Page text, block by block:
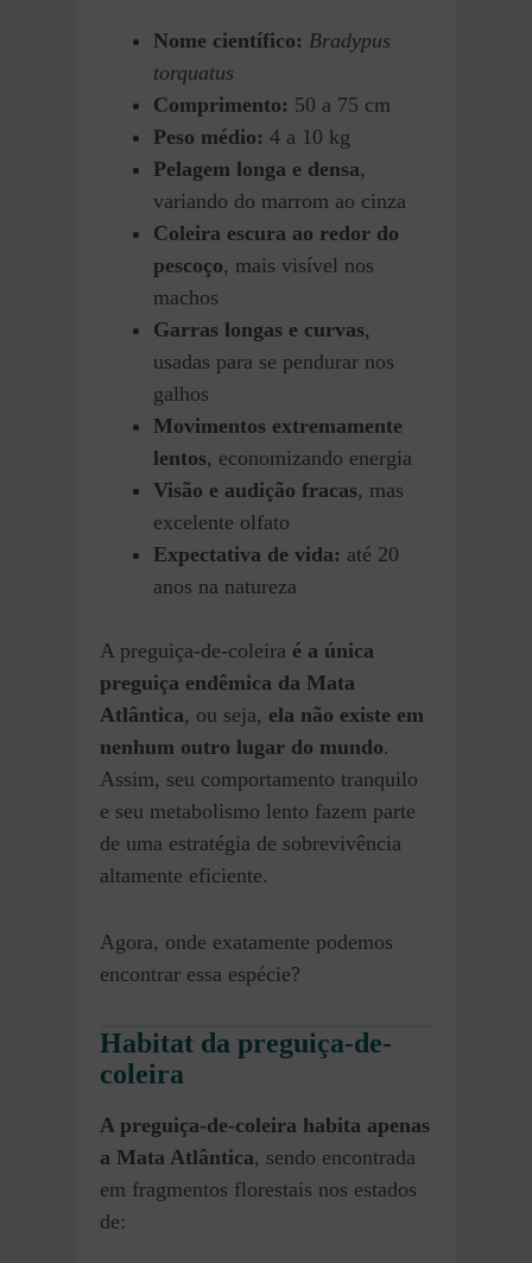
Nome científico: Bradypus
torquatus
Comprimento: 50 a 75 cm
Peso médio: 4 a 10 kg
Pelagem longa e densa,
variando do marrom ao cinza
Coleira escura ao redor do
pescoço, mais visível nos
machos
Garras longas e curvas,
usadas para se pendurar nos
galhos
Movimentos extremamente
lentos, economizando energia
Visão e audição fracas, mas
excelente olfato
Expectativa de vida: até 20
anos na natureza
A preguiça-de-coleira é a única
preguiça endêmica da Mata
Atlântica, ou seja, ela não existe em
nenhum outro lugar do mundo.
Assim, seu comportamento tranquilo
e seu metabolismo lento fazem parte
de uma estratégia de sobrevivência
altamente eficiente.
Agora, onde exatamente podemos
encontrar essa espécie?
Habitat da preguiça-de-
coleira
A preguiça-de-coleira habita apenas
a Mata Atlântica, sendo encontrada
em fragmentos florestais nos estados
de: